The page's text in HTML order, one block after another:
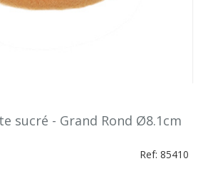
sucré - Grand Rond Ø8.1cm
Ref: 85410